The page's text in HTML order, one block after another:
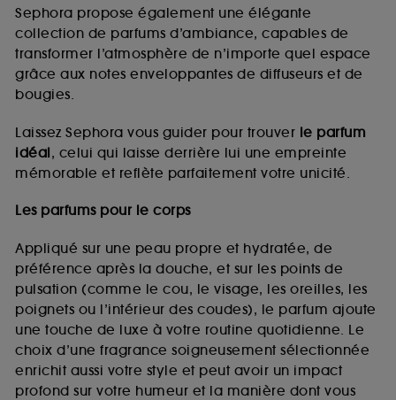
Sephora propose également une élégante
collection de parfums d’ambiance, capables de
transformer l’atmosphère de n’importe quel espace
grâce aux notes enveloppantes de diffuseurs et de
bougies.
Laissez Sephora vous guider pour trouver le parfum
idéal, celui qui laisse derrière lui une empreinte
mémorable et reflète parfaitement votre unicité.
Les parfums pour le corps
Appliqué sur une peau propre et hydratée, de
préférence après la douche, et sur les points de
pulsation (comme le cou, le visage, les oreilles, les
poignets ou l’intérieur des coudes), le parfum ajoute
une touche de luxe à votre routine quotidienne. Le
choix d’une fragrance soigneusement sélectionnée
enrichit aussi votre style et peut avoir un impact
profond sur votre humeur et la manière dont vous
de vous plaire via des publicités, y compris sur des
sites tiers et sur les réseaux sociaux, sur la base
des pages que vous avez consultées, de votre
navigation, et de l'historique de vos interactions.
d’en améliorer la performance.
Cookies de sécurisation des paiements en ligne :
fraudes aux moyens de paiement et les
usurpations d’identité.
Cookies fonctionnels :il s’agit de cookies
permettant l’affichage et/ou la fourniture de
certaines fonctionnalités du site, tel que les
cookies d’authentification qui sont utilisés afin de
vous faire bénéficier de l’authentification
prolongée vous permettant d’accéder à votre
compte lors de votre prochaine visite sur le site
sans saisir à nouveau votre identifiant et mot de
passe.